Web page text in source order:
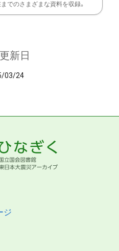
でのさまざまな資料を収録。
新日
03/24
ジ